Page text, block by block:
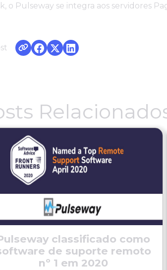
o Pulseway se integra aos servidores
classificado como
de suporte remoto
nº 1 em 2020